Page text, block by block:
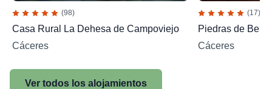
(98)
Casa Rural La Dehesa de Campoviejo
Cáceres
(17)
Piedras de
Cáceres
Ver todos los alojamientos